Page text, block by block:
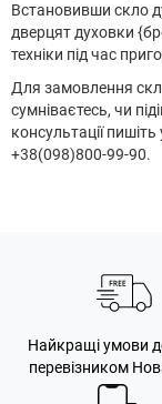
Встановивши скло
дверцят духовки
техніки під час
Для замовлення
сумніваєтесь, чи
консультації
+38(098)800-99-90.
Найкращі умови
перевізником